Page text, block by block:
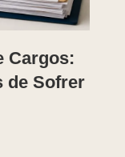
Cargos:
de Sofrer